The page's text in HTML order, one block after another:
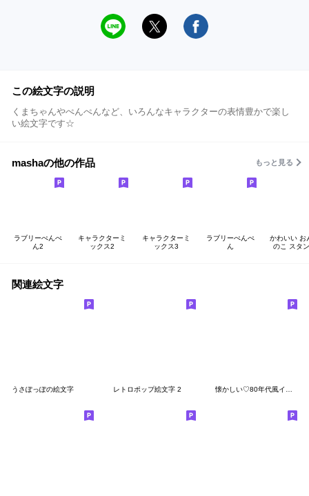
この絵文字の説明
くまちゃんやぺんぺんなど、いろんなキャラクターの表情豊かで楽し
い絵文字です☆
mashaの他の作品 もっと見る
ラブリーぺんぺ
ん2
キャラクターミ
ックス2
キャラクターミ
ックス3
ラブリーぺんぺ
ん
かわいい お
のこ スタ
関連絵文字
うさぽっぽの絵文字 レトロポップ絵文字 2